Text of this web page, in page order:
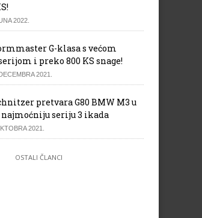
2022.
G-klasa s većom
i preko 800 KS snage!
2021.
pretvara G80 BMW M3 u
najmoćniju seriju 3 ikada
2021.
OSTALI ČLANCI